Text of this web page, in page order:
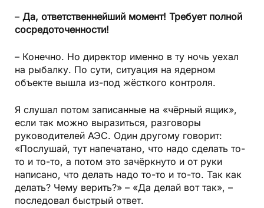
– Да, ответственнейший момент! Требует полной
сосредоточенности!
– Конечно. Но директор именно в ту ночь уехал
на рыбалку. По сути, ситуация на ядерном
объекте вышла из-под жёсткого контроля.
Я слушал потом записанные на «чёрный ящик»,
если так можно выразиться, разговоры
руководителей АЭС. Один другому говорит:
«Послушай, тут напечатано, что надо сделать то-
то и то-то, а потом это зачёркнуто и от руки
написано, что делать надо то-то и то-то. Так как
делать? Чему верить?» – «Да делай вот так», –
последовал быстрый ответ.